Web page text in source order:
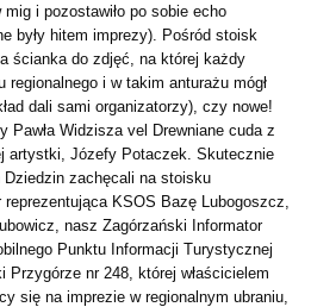
i pozostawiło po sobie echo
były hitem imprezy). Pośród stoisk
ścianka do zdjęć, na której każdy
regionalnego i w takim anturażu mógł
dali sami organizatorzy), czy nowe!
Pawła Widzisza vel Drewniane cuda z
artystki, Józefy Potaczek. Skutecznie
zachęcali na stoisku
KSOS Bazę Lubogoszcz,
nasz Zagórzański Informator
Punktu Informacji Turystycznej
Przygórze nr 248, której właścicielem
się na imprezie w regionalnym ubraniu,